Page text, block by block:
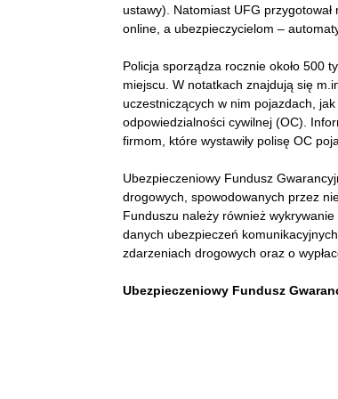
ustawy). Natomiast UFG
online, a ubezpieczycielom –
Policja sporządza rocznie około 500
miejscu. W notatkach znajdują się
uczestniczących w nim pojazdach,
odpowiedzialności cywilnej (OC).
firmom, które wystawiły polisę OC
Ubezpieczeniowy Fundusz
drogowych, spowodowanych przez
Funduszu należy również
danych ubezpieczeń
zdarzeniach drogowych oraz o
Ubezpieczeniowy Fundusz